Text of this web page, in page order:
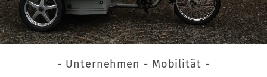
- Unternehmen - Mobilität -